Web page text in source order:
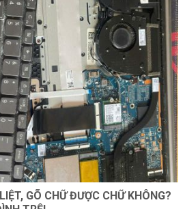
GÕ CHỮ ĐƯỢC CHỮ KHÔNG?